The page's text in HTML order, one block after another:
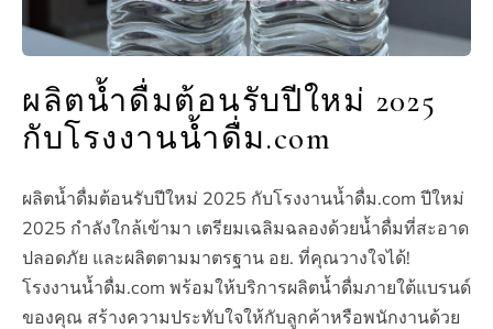
ผลิตน้ำดื่มต้อนรับปีใหม่ 2025
กับโรงงานน้ำดื่ม.com
ผลิตน้ำดื่มต้อนรับปีใหม่ 2025 กับโรงงานน้ำดื่ม.com ปีใหม่
2025 กำลังใกล้เข้ามา เตรียมเฉลิมฉลองด้วยน้ำดื่มที่สะอาด
ปลอดภัย และผลิตตามมาตรฐาน อย. ที่คุณวางใจได้!
โรงงานน้ำดื่ม.com พร้อมให้บริการผลิตน้ำดื่มภายใต้แบรนด์
ของคุณ สร้างความประทับใจให้กับลูกค้าหรือพนักงานด้วย